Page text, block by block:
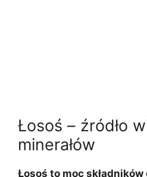
Łosoś – źródło
minerałów
Łosoś to moc